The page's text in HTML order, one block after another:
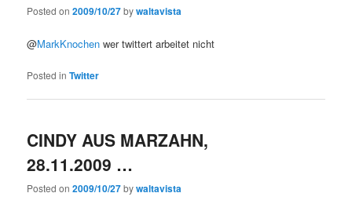
Posted on2009/10/27bywaltavista
@MarkKnochen wer twittert arbeitet nicht
Posted in Twitter
CINDY AUS MARZAHN,
28.11.2009 …
Posted on2009/10/27bywaltavista